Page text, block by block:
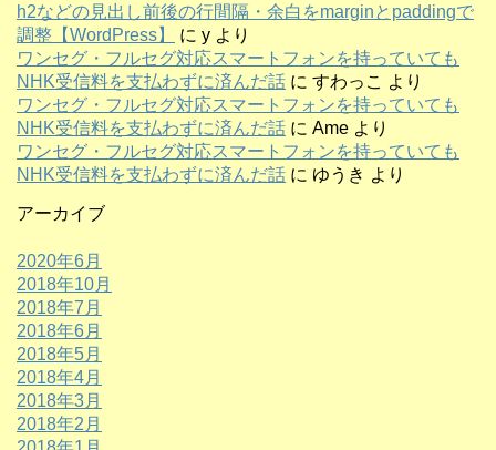
h2などの見出し前後の行間隔・余白をmarginとpaddingで
調整【WordPress】
に y より
ワンセグ・フルセグ対応スマートフォンを持っていても
NHK受信料を支払わずに済んだ話 に すわっこ より
ワンセグ・フルセグ対応スマートフォンを持っていても
NHK受信料を支払わずに済んだ話 に Ame より
ワンセグ・フルセグ対応スマートフォンを持っていても
NHK受信料を支払わずに済んだ話 に ゆうき より
アーカイブ
2020年6月
2018年10月
2018年7月
2018年6月
2018年5月
2018年4月
2018年3月
2018年2月